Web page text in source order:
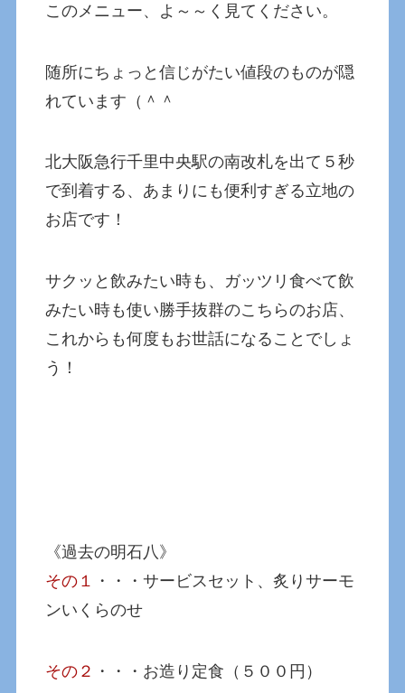
このメニュー、よ～～く見てください。
随所にちょっと信じがたい値段のものが隠
れています（＾＾
北大阪急行千里中央駅の南改札を出て５秒
で到着する、あまりにも便利すぎる立地の
お店です！
サクッと飲みたい時も、ガッツリ食べて飲
みたい時も使い勝手抜群のこちらのお店、
これからも何度もお世話になることでしょ
う！
《過去の明石八》
その１ ・・・サービスセット、炙りサーモ
ンいくらのせ
その２ ・・・お造り定食（５００円）